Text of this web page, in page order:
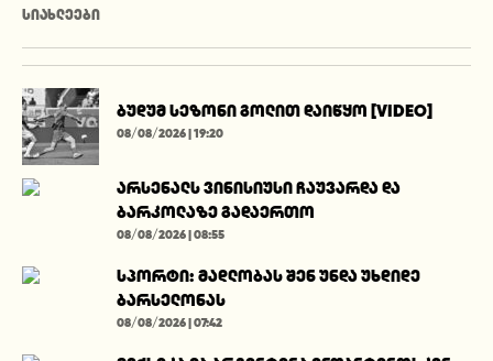
ᲡᲘᲐᲮᲚᲔᲔᲑᲘ
ბუდუმ სეზონი გოლით დაიწყო [VIDEO]
08/08/2026 | 19:20
არსენალს ვინისიუსი ჩაუვარდა და
ბარკოლაზე გადაერთო
08/08/2026 | 08:55
სპორტი: მადლობას შენ უნდა უხდიდე
ბარსელონას
08/08/2026 | 07:42